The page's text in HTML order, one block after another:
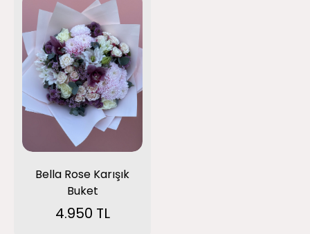
Bella Rose Karışık
Buket
4.950 TL